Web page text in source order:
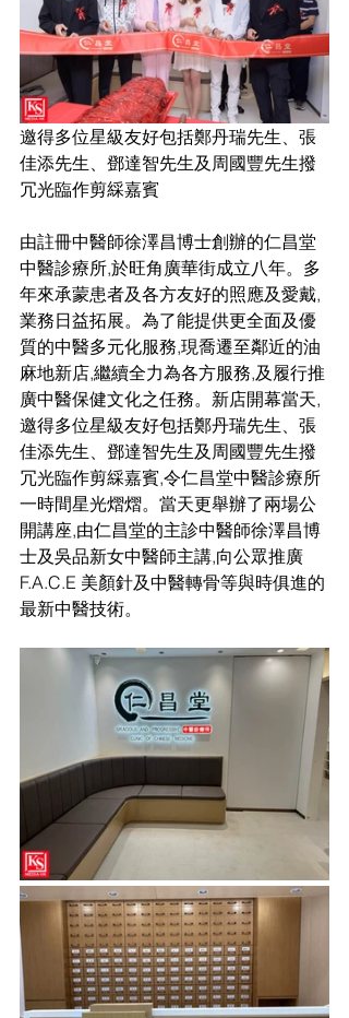
邀得多位星級友好包括鄭丹瑞先生、張
佳添先生、鄧達智先生及周國豐先生撥
冗光臨作剪綵嘉賓
由註冊中醫師徐澤昌博士創辦的仁昌堂
中醫診療所,於旺角廣華街成立八年。多
年來承蒙患者及各方友好的照應及愛戴,
業務日益拓展。為了能提供更全面及優
質的中醫多元化服務,現喬遷至鄰近的油
麻地新店,繼續全力為各方服務,及履行推
廣中醫保健文化之任務。新店開幕當天,
邀得多位星級友好包括鄭丹瑞先生、張
佳添先生、鄧達智先生及周國豐先生撥
冗光臨作剪綵嘉賓,令仁昌堂中醫診療所
一時間星光熠熠。當天更舉辦了兩場公
開講座,由仁昌堂的主診中醫師徐澤昌博
士及吳品新女中醫師主講,向公眾推廣
F.A.C.E 美顏針及中醫轉骨等與時俱進的
最新中醫技術。